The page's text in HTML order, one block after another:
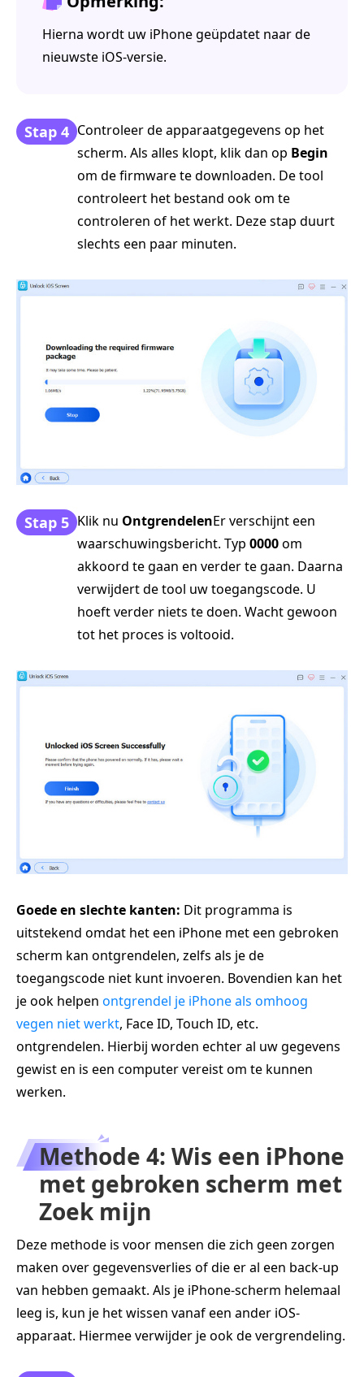
Hierna wordt uw iPhone geüpdatet naar de
nieuwste iOS-versie.
Stap 4 Controleer de apparaatgegevens op het
scherm. Als alles klopt, klik dan op Begin
om de firmware te downloaden. De tool
controleert het bestand ook om te
controleren of het werkt. Deze stap duurt
slechts een paar minuten.
Stap 5 Klik nu OntgrendelenEr verschijnt een
waarschuwingsbericht. Typ 0000om
akkoord te gaan en verder te gaan. Daarna
verwijdert de tool uw toegangscode. U
hoeft verder niets te doen. Wacht gewoon
tot het proces is voltooid.
Goede en slechte kanten: Dit programma is
uitstekend omdat het een iPhone met een gebroken
scherm kan ontgrendelen, zelfs als je de
toegangscode niet kunt invoeren. Bovendien kan het
je ook helpen ontgrendel je iPhone als omhoog
vegen niet werkt, Face ID, Touch ID, etc.
ontgrendelen. Hierbij worden echter al uw gegevens
gewist en is een computer vereist om te kunnen
werken.
Methode 4: Wis een iPhone
met gebroken scherm met
Zoek mijn
Deze methode is voor mensen die zich geen zorgen
maken over gegevensverlies of die er al een back-up
van hebben gemaakt. Als je iPhone-scherm helemaal
leeg is, kun je het wissen vanaf een ander iOS-
apparaat. Hiermee verwijder je ook de vergrendeling.